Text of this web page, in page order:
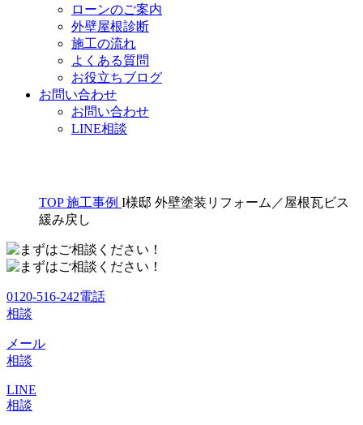
ローンのご案内
外壁屋根診断
施工の流れ
よくある質問
お役立ちブログ
お問い合わせ
お問い合わせ
LINE相談
TOP 施工事例 I様邸 外壁塗装リフォーム／屋根瓦ビス
緩み戻し
0120-516-242電話
相談
メール
相談
LINE
相談